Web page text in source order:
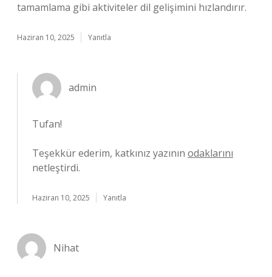
tamamlama gibi aktiviteler dil gelişimini hızlandırır.
Haziran 10, 2025 Yanıtla
admin
Tufan!
Teşekkür ederim, katkınız yazının odaklarını
netleştirdi.
Haziran 10, 2025 Yanıtla
Nihat